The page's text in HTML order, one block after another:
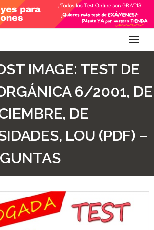
propuesta y proposición de ley
administrativa
el Recurso de Alzada? ¿Y
Personalidad Jurídica PLENA y
PROPIA
IMAGE: TEST DE
6/2001, DE
DE
LOU (PDF) –